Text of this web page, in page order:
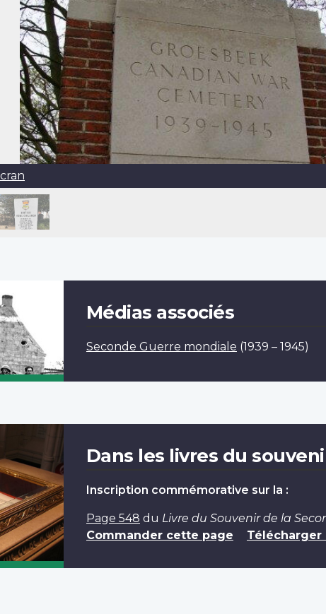
Médias associés
Seconde Guerre mondiale (1939 – 1945)
Dans les livres du
Inscription commémorative sur la :
Page 548 du Livre du Souvenir de la
Commander cette page